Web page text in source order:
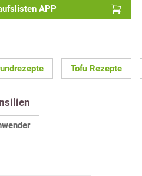
APP
Tofu Rezepte